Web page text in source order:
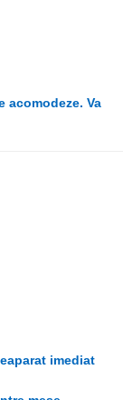
Va
imediat